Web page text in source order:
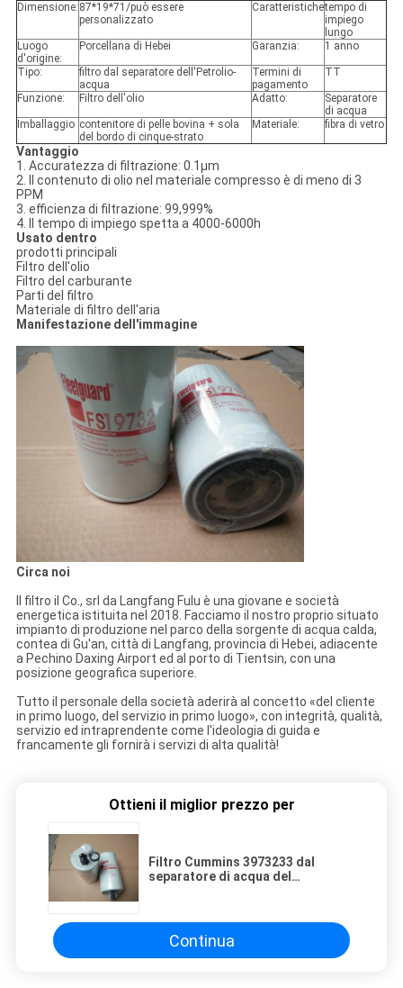
Dimensione: 87*19*71/può essere
personalizzato
Caratteristichetempo di
impiego
lungo
Luogo
d'origine:
Porcellana di Hebei Garanzia: 1 anno
Tipo:
filtro dal separatore dell'Petrolio-
acqua
Termini di
pagamento
TT
Funzione: Filtro dell'olio Adatto:
Separatore
di acqua
Imballaggio contenitore di pelle bovina + sola
del bordo di cinque-strato
Materiale: fibra di vetro
Vantaggio
1. Accuratezza di filtrazione: 0.1μm
2. Il contenuto di olio nel materiale compresso è di meno di 3
PPM
3. efficienza di filtrazione: 99,999%
4. Il tempo di impiego spetta a 4000-6000h
Usato dentro
prodotti principali
Filtro dell'olio
Filtro del carburante
Parti del filtro
Materiale di filtro dell'aria
Manifestazione dell'immagine
Circa noi
Il filtro il Co., srl da Langfang Fulu è una giovane e società
energetica istituita nel 2018. Facciamo il nostro proprio situato
impianto di produzione nel parco della sorgente di acqua calda,
contea di Gu'an, città di Langfang, provincia di Hebei, adiacente
a Pechino Daxing Airport ed al porto di Tientsin, con una
posizione geografica superiore.
Tutto il personale della società aderirà al concetto «del cliente
in primo luogo, del servizio in primo luogo», con integrità, qualità,
servizio ed intraprendente come l'ideologia di guida e
francamente gli fornirà i servizi di alta qualità!
Ottieni il miglior prezzo per
Filtro Cummins 3973233 dal
separatore di acqua del
Continua